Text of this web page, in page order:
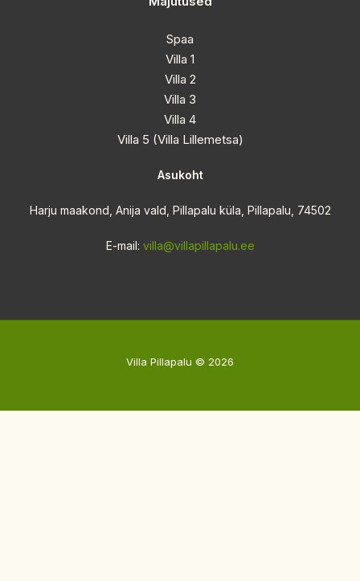
Spaa
Villa 1
Villa 2
Villa 3
Villa 4
Villa 5 (Villa Lillemetsa)
Asukoht
Harju maakond, Anija vald, Pillapalu küla, Pillapalu, 74502
E-mail: villa@villapillapalu.ee
Villa Pillapalu © 2026